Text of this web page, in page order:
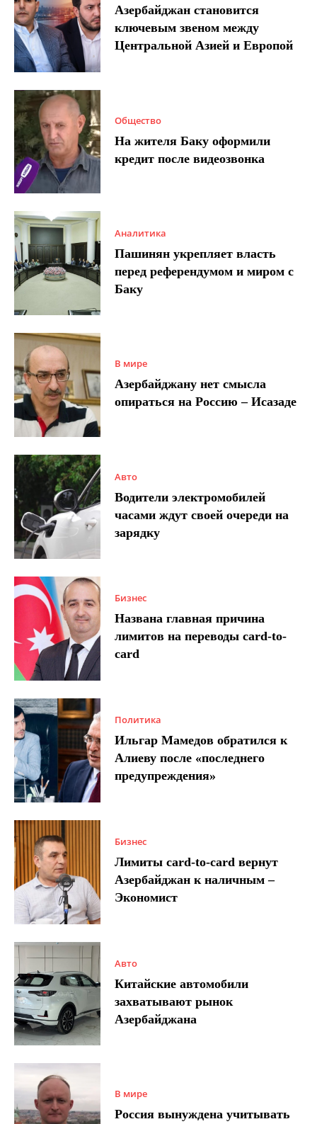
Азербайджан становится
ключевым звеном между
Центральной Азией и Европой
Общество
На жителя Баку оформили
кредит после видеозвонка
Аналитика
Пашинян укрепляет власть
перед референдумом и миром с
Баку
В мире
Азербайджану нет смысла
опираться на Россию – Исазаде
Авто
Водители электромобилей
часами ждут своей очереди на
зарядку
Бизнес
Названа главная причина
лимитов на переводы card-to-
card
Политика
Ильгар Мамедов обратился к
Алиеву после «последнего
предупреждения»
Бизнес
Лимиты card-to-card вернут
Азербайджан к наличным –
Экономист
Авто
Китайские автомобили
захватывают рынок
Азербайджана
В мире
Россия вынуждена учитывать